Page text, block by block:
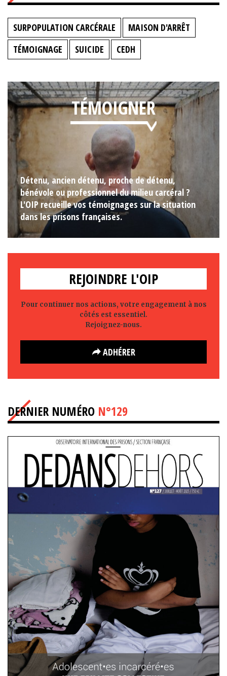
SURPOPULATION CARCÉRALE
MAISON D'ARRÊT
TÉMOIGNAGE
SUICIDE CEDH
TÉMOIGNER
Détenu, ancien détenu, proche de détenu,
bénévole ou professionnel du milieu carcéral ?
L'OIP recueille vos témoignages sur la situation
dans les prisons françaises.
REJOINDRE L'OIP
Pour continuer nos actions, votre engagement à nos
côtés est essentiel.
Rejoignez-nous.
ADHÉRER
DERNIER NUMÉRO N°129